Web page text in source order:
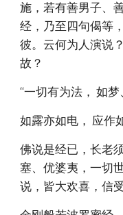
施，若有善男子、
经，乃至四句偈等
彼。云何为人演说
故？
“一切有为法， 如梦
如露亦如电， 应作
佛说是经已，长老
塞、优婆夷，一切
说，皆大欢喜，信受